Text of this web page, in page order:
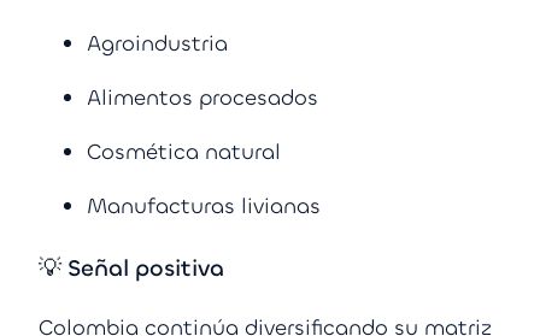
Agroindustria
Alimentos procesados
Cosmética natural
Manufacturas livianas
💡 Señal positiva
Colombia continúa diversificando su matriz